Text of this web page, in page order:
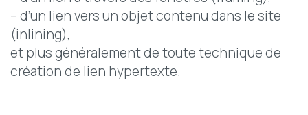
– d’un lien vers un objet contenu dans le site
(inlining),
et plus généralement de toute technique de
création de lien hypertexte.